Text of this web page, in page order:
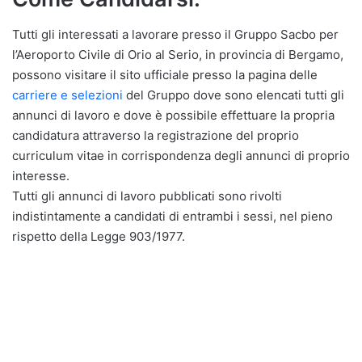
Tutti gli interessati a lavorare presso il Gruppo Sacbo per
l’Aeroporto Civile di Orio al Serio, in provincia di Bergamo,
possono visitare il sito ufficiale presso la pagina delle
carriere e selezioni del Gruppo dove sono elencati tutti gli
annunci di lavoro e dove è possibile effettuare la propria
candidatura attraverso la registrazione del proprio
curriculum vitae in corrispondenza degli annunci di proprio
interesse.
Tutti gli annunci di lavoro pubblicati sono rivolti
indistintamente a candidati di entrambi i sessi, nel pieno
rispetto della Legge 903/1977.